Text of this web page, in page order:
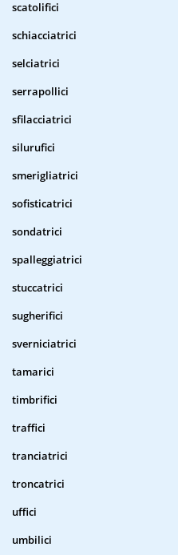
scatolifici
schiacciatrici
selciatrici
serrapollici
sfilacciatrici
silurufici
smerigliatrici
sofisticatrici
sondatrici
spalleggiatrici
stuccatrici
sugherifici
sverniciatrici
tamarici
timbrifici
traffici
tranciatrici
troncatrici
uffici
umbilici